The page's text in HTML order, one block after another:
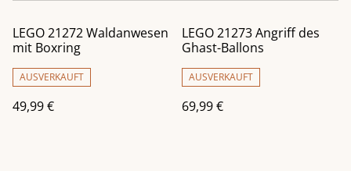
LEGO 21272 Waldanwesen
mit Boxring
AUSVERKAUFT
49,99 €
LEGO 21273 Angriff des
Ghast-Ballons
AUSVERKAUFT
69,99 €